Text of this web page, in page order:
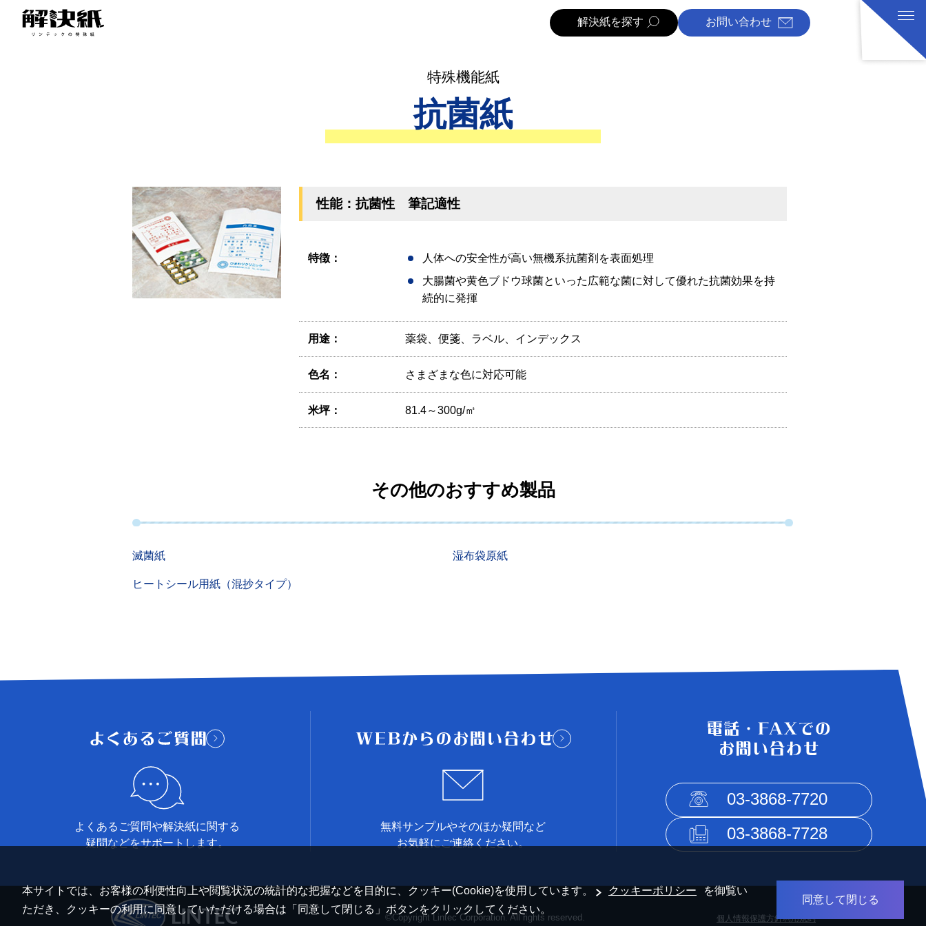
解決紙を探す お問い合わせ
特殊機能紙
抗菌紙
性能：抗菌性 筆記適性
特徴：
人体への安全性が高い無機系抗菌剤を表面処理
大腸菌や黄色ブドウ球菌といった広範な菌に対して優れた抗菌効果を持
続的に発揮
用途： 薬袋、便箋、ラベル、インデックス
色名： さまざまな色に対応可能
米坪： 81.4～300g/㎡
その他のおすすめ製品
滅菌紙 湿布袋原紙
ヒートシール用紙（混抄タイプ）
よくあるご質問や解決紙に関する
疑問などをサポートします。
無料サンプルやそのほか疑問など
お気軽にご連絡ください。
03-3868-7720
03-3868-7728
©Copyright Lintec Corporation. All rights reserved. 個人情報保護方針利用規約
本サイトでは、お客様の利便性向上や閲覧状況の統計的な把握などを目的に、クッキー(Cookie)を使用しています。 クッキーポリシー
を御覧い
ただき、クッキーの利用に同意していただける場合は「同意して閉じる」ボタンをクリックしてください。
同意して閉じる